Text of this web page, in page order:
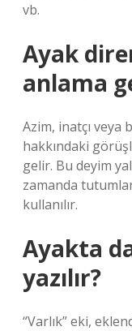
vb.
Ayak
anlama
Azim, inatçı veya
hakkındaki
gelir. Bu deyim
zamanda
kullanılır.
Ayakta
yazılır?
“Varlık” eki,